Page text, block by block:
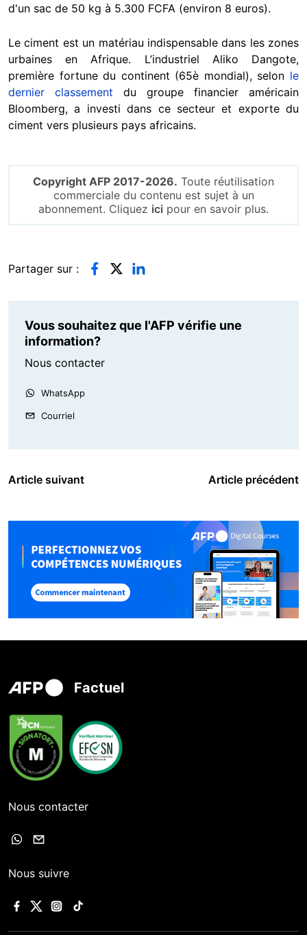
d'un sac de 50 kg à 5.300 FCFA (environ 8 euros).
Le ciment est un matériau indispensable dans les zones
urbaines en Afrique. L’industriel Aliko Dangote,
première fortune du continent (65è mondial), selon le
dernier classement du groupe financier américain
Bloomberg, a investi dans ce secteur et exporte du
ciment vers plusieurs pays africains.
Copyright AFP 2017-2026. Toute réutilisation
commerciale du contenu est sujet à un
abonnement. Cliquez ici pour en savoir plus.
Partager sur :
Vous souhaitez que l'AFP vérifie une
information?
Nous contacter
WhatsApp
Courriel
Article suivant Article précédent
Factuel
Nous contacter
Nous suivre